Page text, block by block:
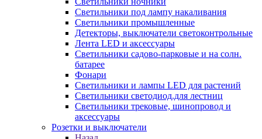
Светильники под лампу накаливания
Светильники промышленные
Детекторы, выключатели светоконтрольные
Лента LED и аксессуары
Светильники садово-парковые и на солн.
батарее
Фонари
Светильники и лампы LED для растений
Светильники светодиод.для лестниц
Светильники трековые, шинопровод и
аксессуары
Розетки и выключатели